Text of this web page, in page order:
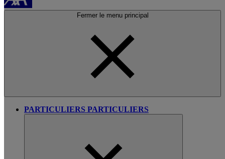
Fermer le menu principal
PARTICULIERS PARTICULIERS